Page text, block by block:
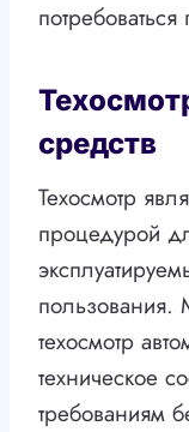
средств
Техосмотр
процедурой
техосмотр
техническое
требованиям